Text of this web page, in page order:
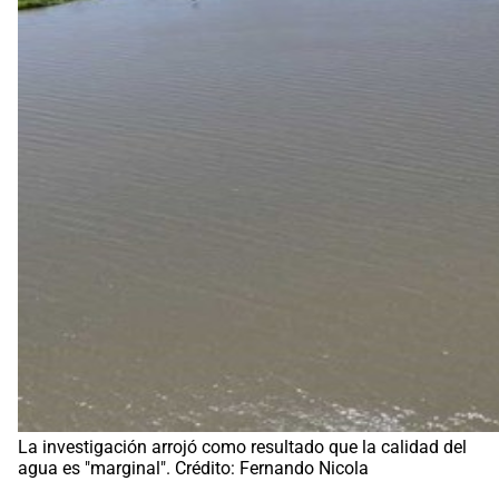
La investigación arrojó como resultado que la calidad del
agua es "marginal". Crédito: Fernando Nicola